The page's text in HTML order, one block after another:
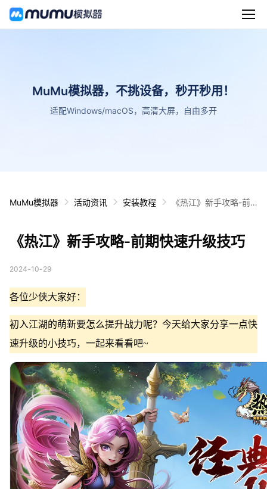
MuMu模拟器，不挑设备，秒开秒用！
适配Windows/macOS，高清大屏，自由多开
MuMu模拟器 活动资讯 安装教程
《热江》新手攻略-前
《热江》新手攻略-前期快速升级技巧
2024-10-29
各位少侠大家好：
初入江湖的萌新要怎么提升战力呢？今天给大家分享一点快
速升级的小技巧，一起来看看吧~